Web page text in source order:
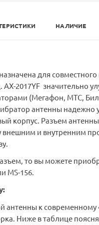
НАЛИЧИЕ
для
2017YF значительно
(Мегафон, МТС,
антенны надежно
корпус. Разъем
внешним и внутренним
то вы можете
MS-156.
антенны к
Ниже в таблице